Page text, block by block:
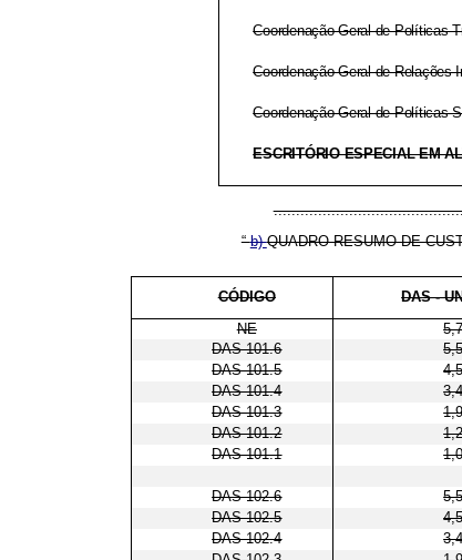
Coordenação-Geral de Políticas
Coordenação-Geral de Relações
Coordenação-Geral de Políticas
ESCRITÓRIO ESPECIAL EM
“b)QUADRO RESUMO DE
CÓDIGO DAS -
NE
DAS 101.6
DAS 101.5
DAS 101.4
DAS 101.3
DAS 101.2
DAS 101.1
DAS 102.6
DAS 102.5
DAS 102.4